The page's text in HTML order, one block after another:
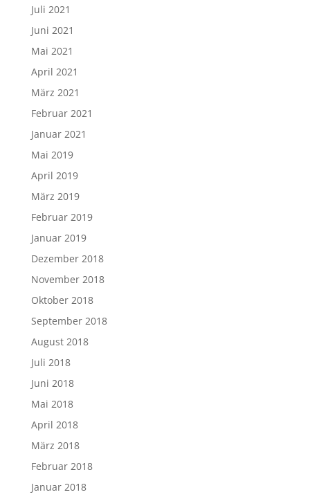
Juli 2021
Juni 2021
Mai 2021
April 2021
März 2021
Februar 2021
Januar 2021
Mai 2019
April 2019
März 2019
Februar 2019
Januar 2019
Dezember 2018
November 2018
Oktober 2018
September 2018
August 2018
Juli 2018
Juni 2018
Mai 2018
April 2018
März 2018
Februar 2018
Januar 2018